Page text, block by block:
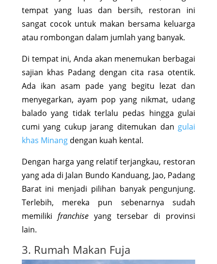
tempat yang luas dan bersih, restoran ini
sangat cocok untuk makan bersama keluarga
atau rombongan dalam jumlah yang banyak.
Di tempat ini, Anda akan menemukan berbagai
sajian khas Padang dengan cita rasa otentik.
Ada ikan asam pade yang begitu lezat dan
menyegarkan, ayam pop yang nikmat, udang
balado yang tidak terlalu pedas hingga gulai
cumi yang cukup jarang ditemukan dan gulai
khas Minangdengan kuah kental.
Dengan harga yang relatif terjangkau, restoran
yang ada di Jalan Bundo Kanduang, Jao, Padang
Barat ini menjadi pilihan banyak pengunjung.
Terlebih, mereka pun sebenarnya sudah
memiliki franchiseyang tersebar di provinsi
lain.
3. Rumah Makan Fuja